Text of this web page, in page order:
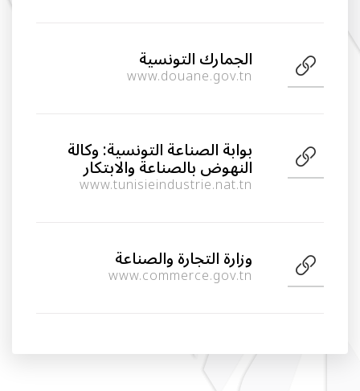
الجمارك التونسية
www.douane.gov.tn
بوابة الصناعة التونسية: وكالة
النهوض بالصناعة والابتكار
www.tunisieindustrie.nat.tn
وزارة التجارة والصناعة
www.commerce.gov.tn